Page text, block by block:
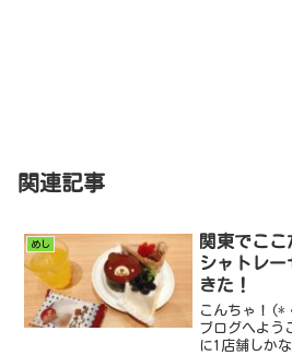
関連記事
めし
関東でここ
シャトレ
きた！
こんちゃ！
ブログへよう
に1店舗しか